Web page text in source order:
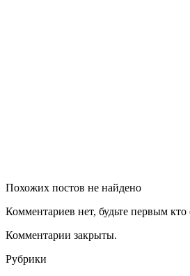
Похожих постов не найдено
Комментариев нет, будьте первым кто
Комментарии закрыты.
Рубрики